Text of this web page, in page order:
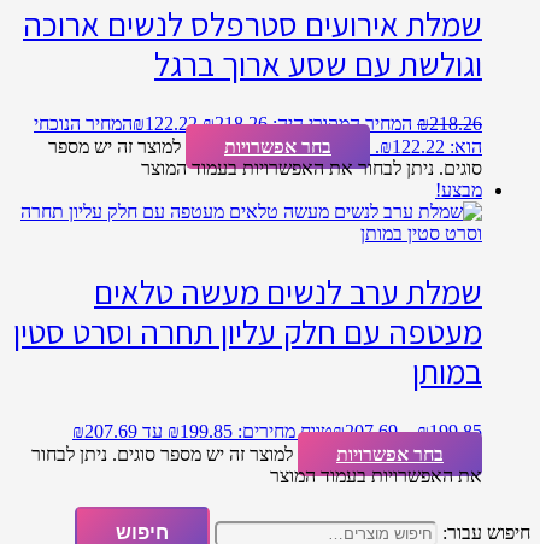
שמלת אירועים סטרפלס לנשים ארוכה
וגולשת עם שסע ארוך ברגל
₪218.26 המחיר המקורי היה: ₪218.26. ₪122.22
המחיר הנוכחי
הוא: ₪122.22.
בחר אפשרויות
למוצר זה יש מספר
סוגים. ניתן לבחור את האפשרויות בעמוד המוצר
מבצע!
שמלת ערב לנשים מעשה טלאים
מעטפה עם חלק עליון תחרה וסרט סטין
במותן
₪199.85
–
₪207.69 טווח מחירים: ⁦₪199.85⁩ עד ⁦₪207.69⁩
בחר אפשרויות
למוצר זה יש מספר סוגים. ניתן לבחור
את האפשרויות בעמוד המוצר
חיפוש עבור: חיפוש